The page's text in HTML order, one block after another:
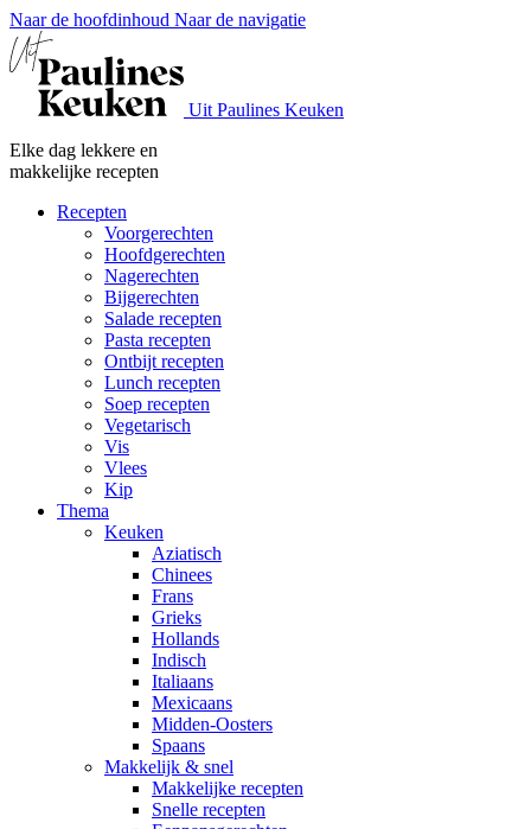
Naar de hoofdinhoud Naar de navigatie
Uit Paulines Keuken
Elke dag lekkere en
makkelijke recepten
Recepten
Voorgerechten
Hoofdgerechten
Nagerechten
Bijgerechten
Salade recepten
Pasta recepten
Ontbijt recepten
Lunch recepten
Soep recepten
Vegetarisch
Vis
Vlees
Kip
Thema
Keuken
Aziatisch
Chinees
Frans
Grieks
Hollands
Indisch
Italiaans
Mexicaans
Midden-Oosters
Spaans
Makkelijk & snel
Makkelijke recepten
Snelle recepten